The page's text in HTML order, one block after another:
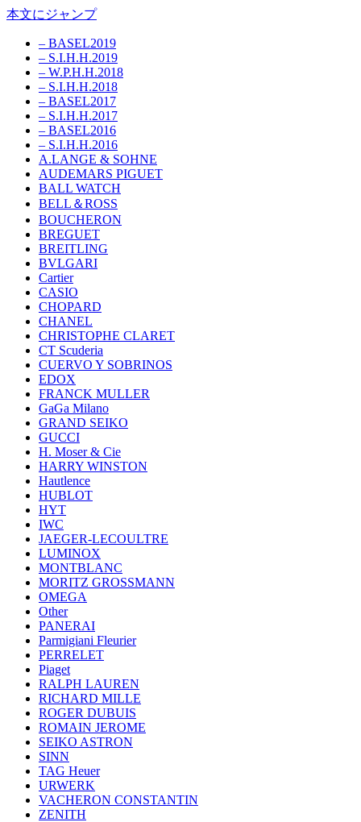
本文にジャンプ
– BASEL2019
– S.I.H.H.2019
– W.P.H.H.2018
– S.I.H.H.2018
– BASEL2017
– S.I.H.H.2017
– BASEL2016
– S.I.H.H.2016
A.LANGE & SOHNE
AUDEMARS PIGUET
BALL WATCH
BELL＆ROSS
BOUCHERON
BREGUET
BREITLING
BVLGARI
Cartier
CASIO
CHOPARD
CHANEL
CHRISTOPHE CLARET
CT Scuderia
CUERVO Y SOBRINOS
EDOX
FRANCK MULLER
GaGa Milano
GRAND SEIKO
GUCCI
H. Moser & Cie
HARRY WINSTON
Hautlence
HUBLOT
HYT
IWC
JAEGER-LECOULTRE
LUMINOX
MONTBLANC
MORITZ GROSSMANN
OMEGA
Other
PANERAI
Parmigiani Fleurier
PERRELET
Piaget
RALPH LAUREN
RICHARD MILLE
ROGER DUBUIS
ROMAIN JEROME
SEIKO ASTRON
SINN
TAG Heuer
URWERK
VACHERON CONSTANTIN
ZENITH